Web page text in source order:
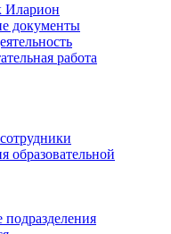
Иларион
документы
работа
образовательной